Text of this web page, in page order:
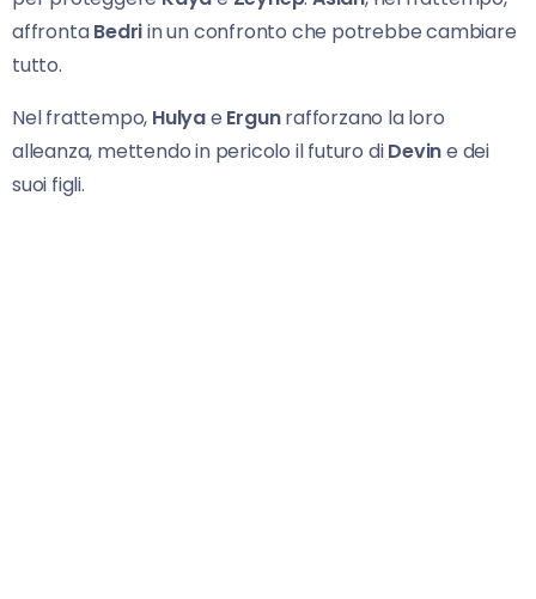
affrontaBedriin un confronto che potrebbe cambiare
tutto.
Nel frattempo, Hulyae Ergunrafforzano la loro
alleanza, mettendo in pericolo il futuro diDevine dei
suoi figli.